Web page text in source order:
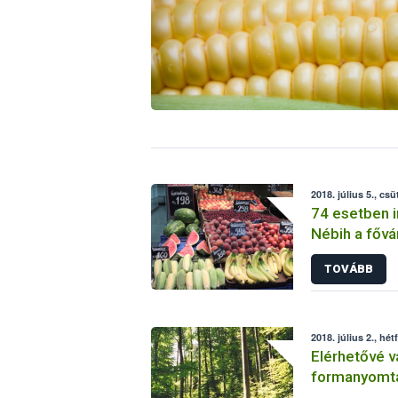
2018. július 5.,
74 esetben
Nébih a
TOVÁBB
2018. július 2.,
Elérhetővé